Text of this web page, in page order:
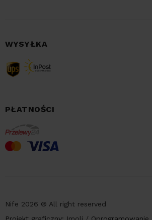
WYSYŁKA
PŁATNOŚCI
Nife 2026 ® All right reserved